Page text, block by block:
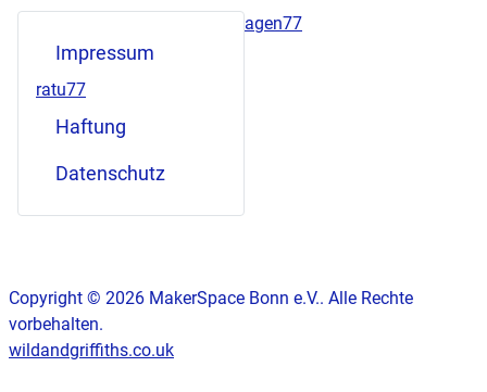
Impressum
ratu77
Haftung
Datenschutz
agen77
Copyright © 2026 MakerSpace Bonn e.V.. Alle Rechte
vorbehalten.
wildandgriffiths.co.uk